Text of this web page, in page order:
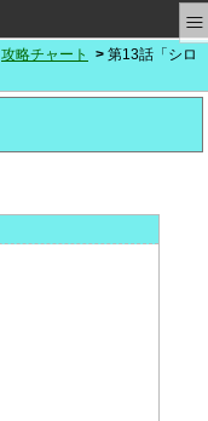
≡
攻略チャート
第13話「シロ